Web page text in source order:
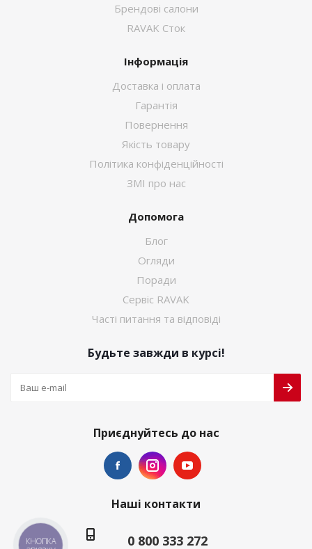
Брендові салони
RAVAK Сток
Інформація
Доставка і оплата
Гарантія
Повернення
Якість товару
Політика конфіденційності
ЗМІ про нас
Допомога
Блог
Огляди
Поради
Сервіс RAVAK
Часті питання та відповіді
Будьте завжди в курсі!
Приєднуйтесь до нас
Наші контакти
0 800 333 272
КНОПКА